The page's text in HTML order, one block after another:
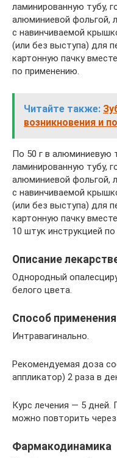
ламинированную тубу,
алюминиевой фольгой,
с навинчиваемой
(или без выступа) для
картонную пачку
по применению.
Читайте также:
возникновения и
По 50 г в алюминиевую
ламинированную тубу,
алюминиевой фольгой,
с навинчиваемой
(или без выступа) для
картонную пачку
10 штук инструкцией
Описание
Однородный
белого цвета.
Способ
Интравагинально.
Рекомендуемая доза
аппликатор) 2 раза в
Курс лечения — 5 дней.
можно повторить
Фармакодинамика